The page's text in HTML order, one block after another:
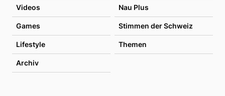
Videos Nau Plus
Games Stimmen der Schweiz
Lifestyle Themen
Archiv